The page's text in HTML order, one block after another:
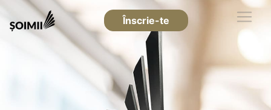
Înscrie-te